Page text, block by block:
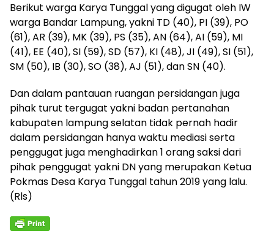
Berikut warga Karya Tunggal yang digugat oleh IW
warga Bandar Lampung, yakni TD (40), PI (39), PO
(61), AR (39), MK (39), PS (35), AN (64), AI (59), MI
(41), EE (40), SI (59), SD (57), KI (48), JI (49), SI (51),
SM (50), IB (30), SO (38), AJ (51), dan SN (40).
Dan dalam pantauan ruangan persidangan juga
pihak turut tergugat yakni badan pertanahan
kabupaten lampung selatan tidak pernah hadir
dalam persidangan hanya waktu mediasi serta
penggugat juga menghadirkan 1 orang saksi dari
pihak penggugat yakni DN yang merupakan Ketua
Pokmas Desa Karya Tunggal tahun 2019 yang lalu.
(Rls)